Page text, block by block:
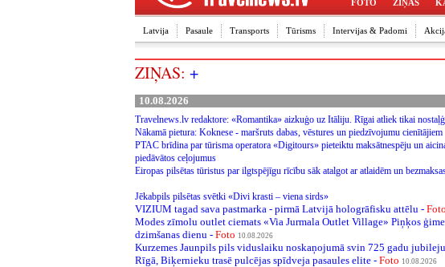
FOTO ZIŅAS
Latvija Pasaule Transports Tūrisms Intervijas & Padomi
ZIŅAS: +
10.08.2026
Travelnews.lv redaktore: «Romantika» aizkuģo uz Itāliju. Rīgai atliek tikai
Nākamā pietura: Koknese - maršruts dabas, vēstures un piedzīvojumu cienītājiem
PTAC brīdina par tūrisma operatora «Digitours» pieteiktu maksātnespēju un
piedāvātos ceļojumus
Eiropas pilsētas tūristus par ilgtspējīgu rīcību sāk atalgot ar atlaidēm un
Jēkabpils pilsētas svētki «Divi krasti – viena sirds»
VIZIUM tagad sava pastmarka - pirmā Latvijā hologrāfisku attēlu - Foto
Modes zīmolu outlet ciemats «Via Jurmala Outlet Village» Piņķos
dzimšanas dienu - Foto 10.08.2026
Kurzemes Jaunpils pils viduslaiku noskaņojumā svin 725 gadu
Rīgā, Biķernieku trasē pulcējas spīdveja pasaules elite - Foto 10.08.2026